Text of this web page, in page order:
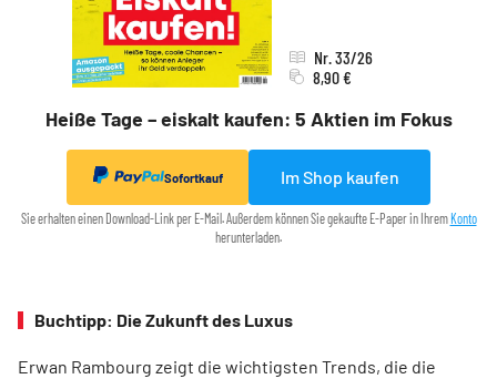
Heiße Tage – eiskalt kaufen: 5 Aktien im Fokus
Nr. 33/26
8,90 €
Sofortkauf Im Shop kaufen
Sie erhalten einen Download-Link per E-Mail. Außerdem können Sie gekaufte E-Paper in Ihrem Konto
herunterladen.
Buchtipp: Die Zukunft des Luxus
Erwan Rambourg zeigt die wichtigsten Trends, die die